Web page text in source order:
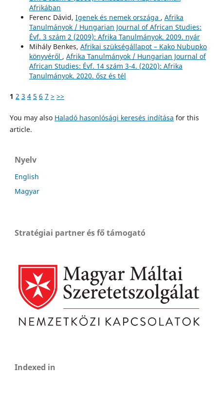
Afrikában
Ferenc Dávid, Igenek és nemek országa , Afrika
Tanulmányok / Hungarian Journal of African Studies:
Évf. 3 szám 2 (2009): Afrika Tanulmányok. 2009. nyár
Mihály Benkes, Afrikai szükségállapot – Kako Nubupko
könyvéről , Afrika Tanulmányok / Hungarian Journal of
African Studies: Évf. 14 szám 3-4. (2020): Afrika
Tanulmányok. 2020. ősz és tél
1 2 3 4 5 6 7 > >>
You may also Haladó hasonlósági keresés indítása for this
article.
Nyelv
English
Magyar
Stratégiai partner és fő támogató
Indexed in